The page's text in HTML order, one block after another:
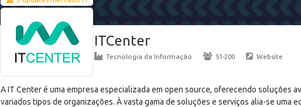
ITCenter
Tecnologia da Informação · 51-200 · Website
A IT Center é uma empresa especializada em open source, oferecendo soluções
variados tipos de organizações. À vasta gama de soluções e serviços alia-se uma